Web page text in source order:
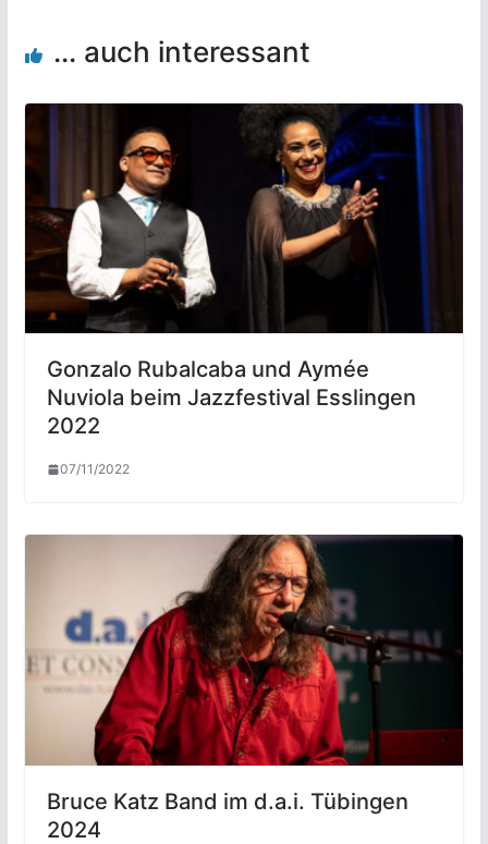
... auch interessant
Gonzalo Rubalcaba und Aymée
Nuviola beim Jazzfestival Esslingen
2022
07/11/2022
Bruce Katz Band im d.a.i. Tübingen
2024